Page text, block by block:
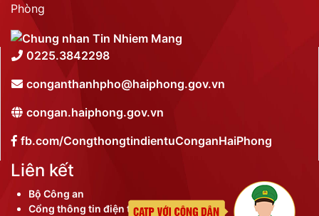
Phòng
0225.3842298
conganthanhpho@haiphong.gov.vn
congan.haiphong.gov.vn
fb.com/CongthongtindientuConganHaiPhong
Liên kết
Bộ Công an
Cổng thông tin điện tử thành phố